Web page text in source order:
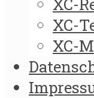
XC-
XC-